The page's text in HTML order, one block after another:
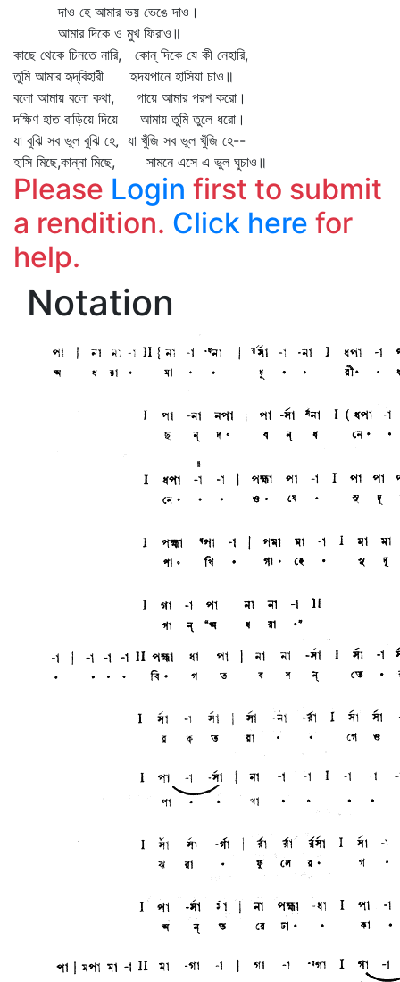
দাও হে আমার ভয় ভেঙে দাও।
আমার দিকে ও মুখ ফিরাও॥
কাছে থেকে চিনতে নারি, কোন্‌ দিকে যে কী নেহারি,
তুমি আমার হৃদ্‌বিহারী হৃদয়পানে হাসিয়া চাও॥
বলো আমায় বলো কথা, গায়ে আমার পরশ করো।
দক্ষিণ হাত বাড়িয়ে দিয়ে আমায় তুমি তুলে ধরো।
যা বুঝি সব ভুল বুঝি হে, যা খুঁজি সব ভুল খুঁজি হে--
হাসি মিছে,কান্না মিছে, সামনে এসে এ ভুল ঘুচাও॥
Please Login first to submit
a rendition. Click here for
help.
Notation